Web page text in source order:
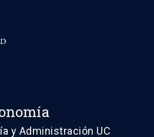
y Administración UC